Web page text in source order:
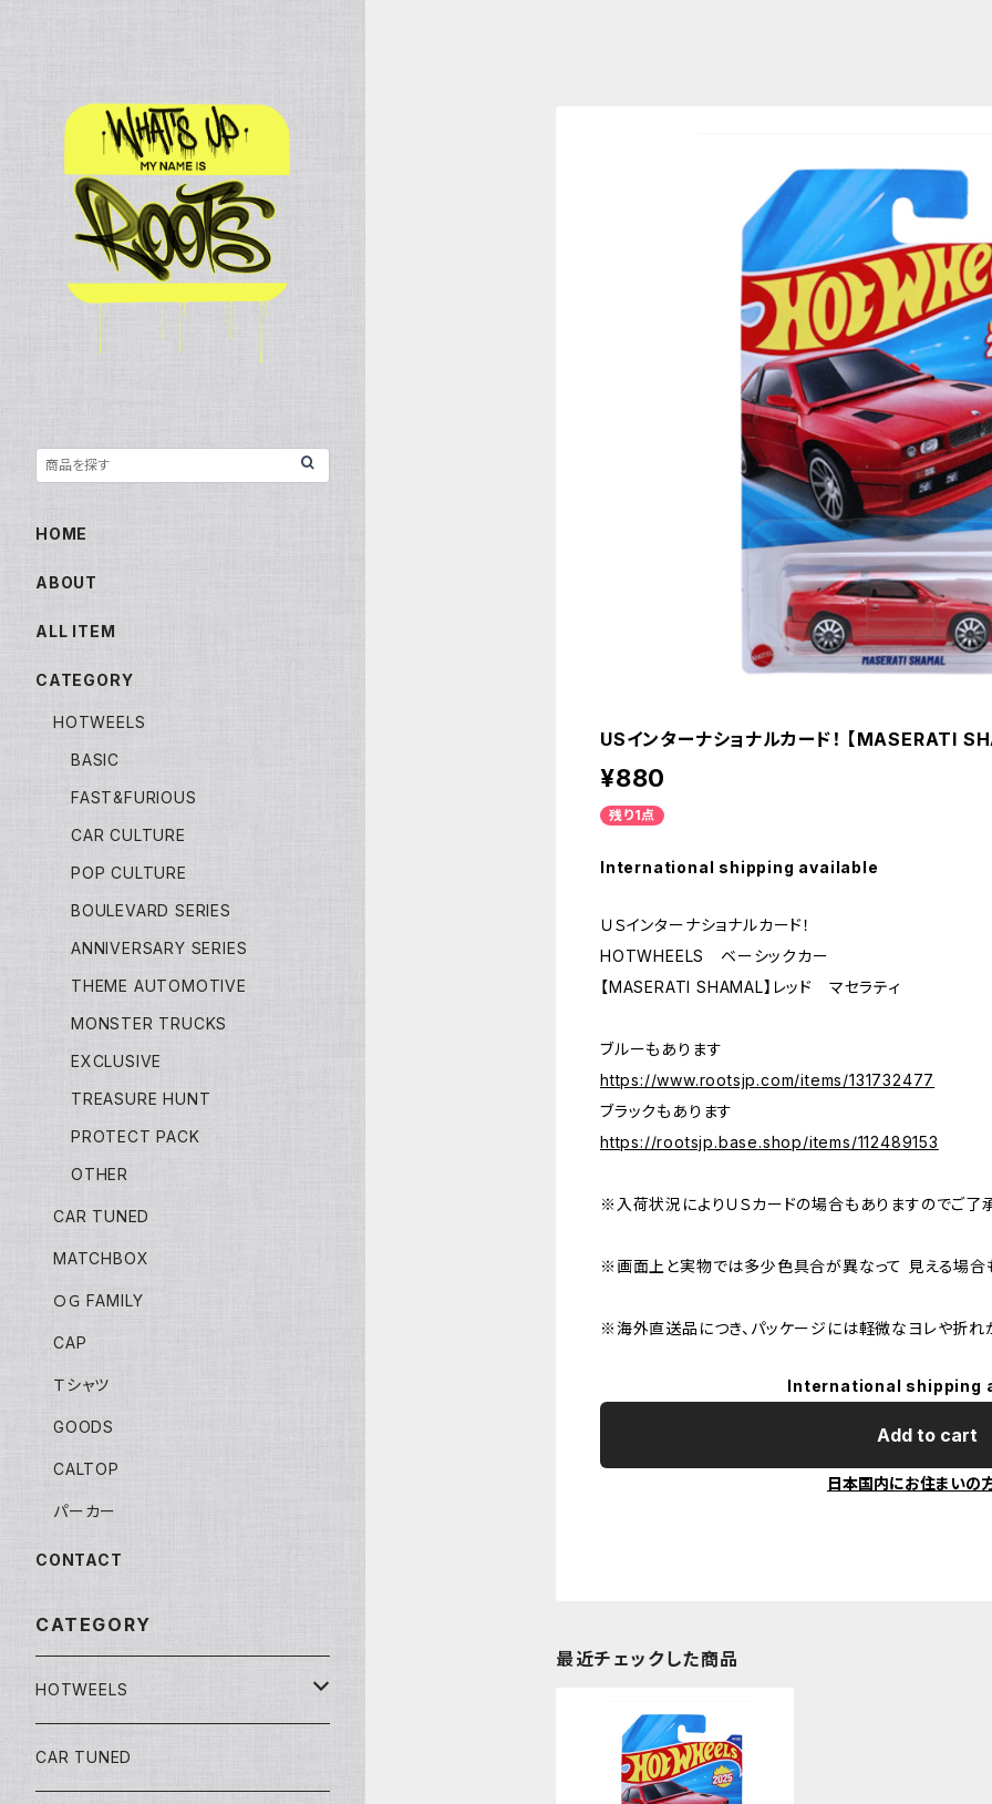
USインターナショナルカード！ 【MASERATI
¥880
残り1点
International shipping available
ＵＳインターナショナルカード！
HOTWHEELS ベーシックカー
【MASERATI SHAMAL】レッド マセラティ
ブルーもあります
https://www.rootsjp.com/items/131732477
ブラックもあります
https://rootsjp.base.shop/items/112489153
※入荷状況によりＵＳカードの場合もありますのでご了
※画面上と実物では多少色具合が異なって 見える場合も
※海外直送品につき、パッケージには軽微なヨレや折れ
International shipping
Add to cart
日本国内にお住まいの
最近チェックした商品
HOME
ABOUT
ALL ITEM
CATEGORY
HOTWEELS
BASIC
FAST&FURIOUS
CAR CULTURE
POP CULTURE
BOULEVARD SERIES
ANNIVERSARY SERIES
THEME AUTOMOTIVE
MONSTER TRUCKS
EXCLUSIVE
TREASURE HUNT
PROTECT PACK
OTHER
CAR TUNED
MATCHBOX
ＯＧ FAMILY
CAP
Ｔシャツ
GOODS
CALTOP
パーカー
CONTACT
CATEGORY
HOTWEELS
BASIC
CAR TUNED